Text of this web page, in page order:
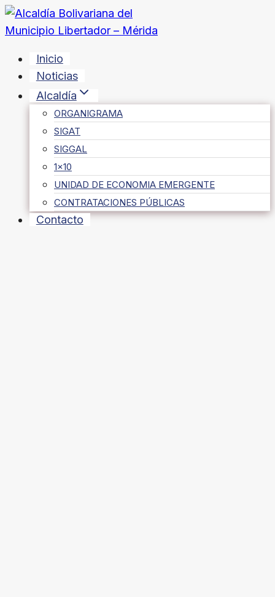
Saltar
al
Inicio
Noticias
Alcaldía
ORGANIGRAMA
SIGAT
SIGGAL
1×10
UNIDAD DE ECONOMIA EMERGENTE
CONTRATACIONES PÚBLICAS
Contacto